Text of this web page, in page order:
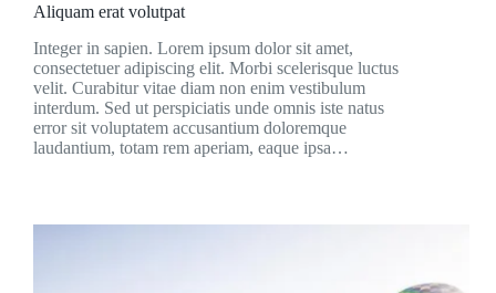
Aliquam erat volutpat
Integer in sapien. Lorem ipsum dolor sit amet,
consectetuer adipiscing elit. Morbi scelerisque luctus
velit. Curabitur vitae diam non enim vestibulum
interdum. Sed ut perspiciatis unde omnis iste natus
error sit voluptatem accusantium doloremque
laudantium, totam rem aperiam, eaque ipsa…